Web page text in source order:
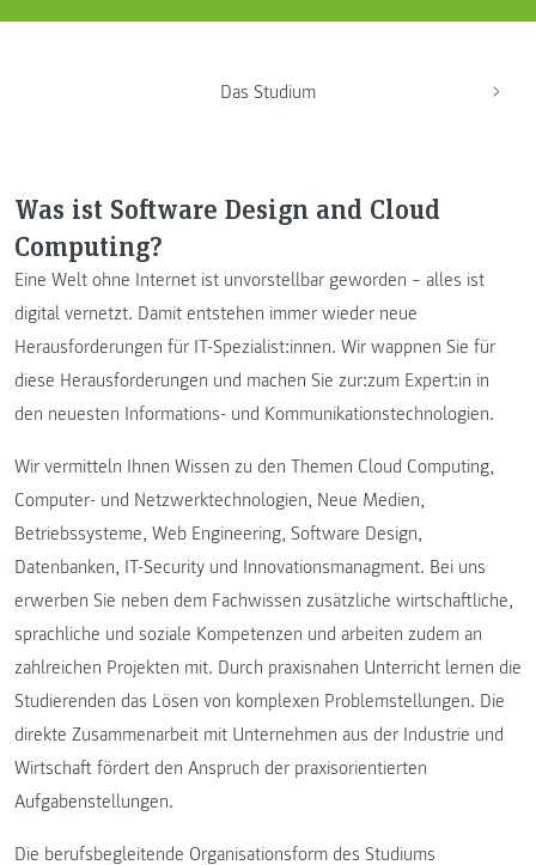
Das Studium
Was ist Software Design and Cloud
Computing?
Eine Welt ohne Internet ist unvorstellbar geworden – alles ist
digital vernetzt. Damit entstehen immer wieder neue
Herausforderungen für IT-Spezialist:innen. Wir wappnen Sie für
diese Herausforderungen und machen Sie zur:zum Expert:in in
den neuesten Informations- und Kommunikationstechnologien.
Wir vermitteln Ihnen Wissen zu den Themen Cloud Computing,
Computer- und Netzwerktechnologien, Neue Medien,
Betriebssysteme, Web Engineering, Software Design,
Datenbanken, IT-Security und Innovationsmanagment. Bei uns
erwerben Sie neben dem Fachwissen zusätzliche wirtschaftliche,
sprachliche und soziale Kompetenzen und arbeiten zudem an
zahlreichen Projekten mit. Durch praxisnahen Unterricht lernen die
Studierenden das Lösen von komplexen Problemstellungen. Die
direkte Zusammenarbeit mit Unternehmen aus der Industrie und
Wirtschaft fördert den Anspruch der praxisorientierten
Aufgabenstellungen.
Die berufsbegleitende Organisationsform des Studiums